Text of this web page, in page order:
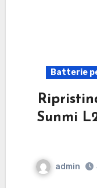
Batterie
Sunmi
admin